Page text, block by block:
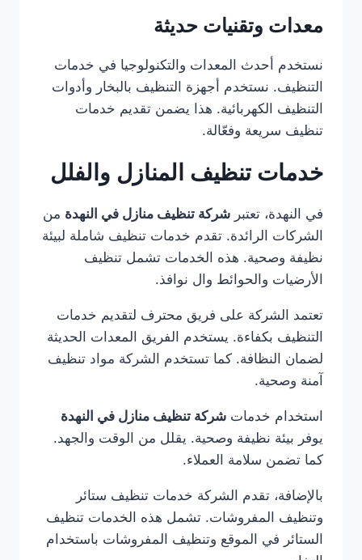
معدات وتقنيات حديثة
نستخدم أحدث المعدات والتكنولوجيا في خدمات
التنظيف. نستخدم أجهزة التنظيف بالبخار وأدوات
التنظيف الكهربائية. هذا يضمن تقديم خدمات
تنظيف سريعة وفعّالة.
خدمات تنظيف المنازل والفلل
في النهدة، تعتبر شركة تنظيف منازل في النهدة من
الشركات الرائدة. تقدم خدمات تنظيف شاملة لبيئة
نظيفة وصحية. هذه الخدمات تشمل تنظيف
الأرضيات والحوائط وال نوافذ.
تعتمد الشركة على فريق محترف لتقديم خدمات
التنظيف بكفاءة. يستخدم الفريق المعدات الحديثة
لضمان النظافة. كما تستخدم الشركة مواد تنظيف
آمنة وصحية.
استخدام خدمات شركة تنظيف منازل في النهدة
يوفر بيئة نظيفة وصحية. يقلل من الوقت والجهد.
كما تضمن سلامة العملاء.
بالإضافة، تقدم الشركة خدمات تنظيف ستائر
وتنظيف المفروشات. تشمل هذه الخدمات تنظيف
الستائر في الموقع وتنظيف المفروشات باستخدام